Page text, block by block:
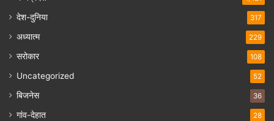
देश-दुनिया 317
अध्यात्म 229
सरोकार 108
Uncategorized 52
बिजनेस 36
गांव-देहात 28